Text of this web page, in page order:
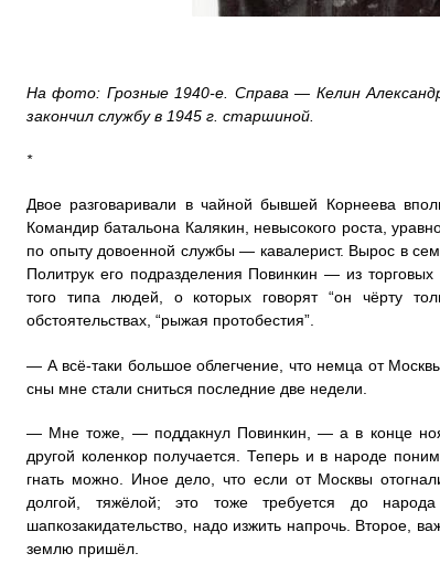
На фото: Грозные 1940-е. Справа — Келин
закончил службу в 1945 г . старшиной.
*
Двое разговаривали в чайной бывшей Корнеева
Командир батальона Калякин, невысокого роста,
по опыту довоенной службы — кавалерист. Вырос в
Политрук его подразделения Повинкин — из торговых
того типа людей, о которых говорят “он чёрту
обстоятельствах, “рыжая протобестия”.
— А всё-таки большое облегчение, что немца от
сны мне стали сниться последние две недели.
— Мне тоже, — поддакнул Повинкин, — а в конце
другой коленкор получается. Теперь и в народе
гнать можно. Иное дело, что если от Москвы
долгой, тяжёлой; это тоже требуется до
шапкозакидательство, надо изжить напрочь. Второе,
землю пришёл.